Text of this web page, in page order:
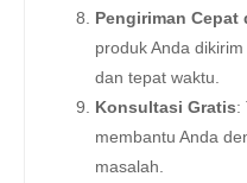
Pengiriman Cepat
produk Anda
dan tepat waktu.
Konsultasi Gratis:
membantu Anda
masalah.